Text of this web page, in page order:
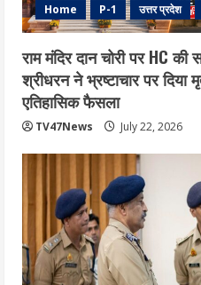
Home P-1 उत्तर प्रदेश
राम मंदिर दान चोरी पर HC
श्रीधरन ने भ्रष्टाचार पर
एत‍िहास‍िक फैसला
TV47News July 22, 2026